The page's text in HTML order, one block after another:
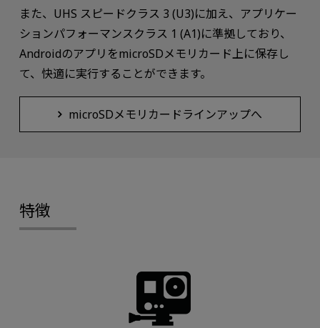
また、UHS スピードクラス 3 (U3)に加え、アプリケー
ションパフォーマンスクラス 1 (A1)に準拠しており、
AndroidのアプリをmicroSDメモリカード上に保存し
て、快適に実行することができます。
microSDメモリカードラインアップへ
特徴